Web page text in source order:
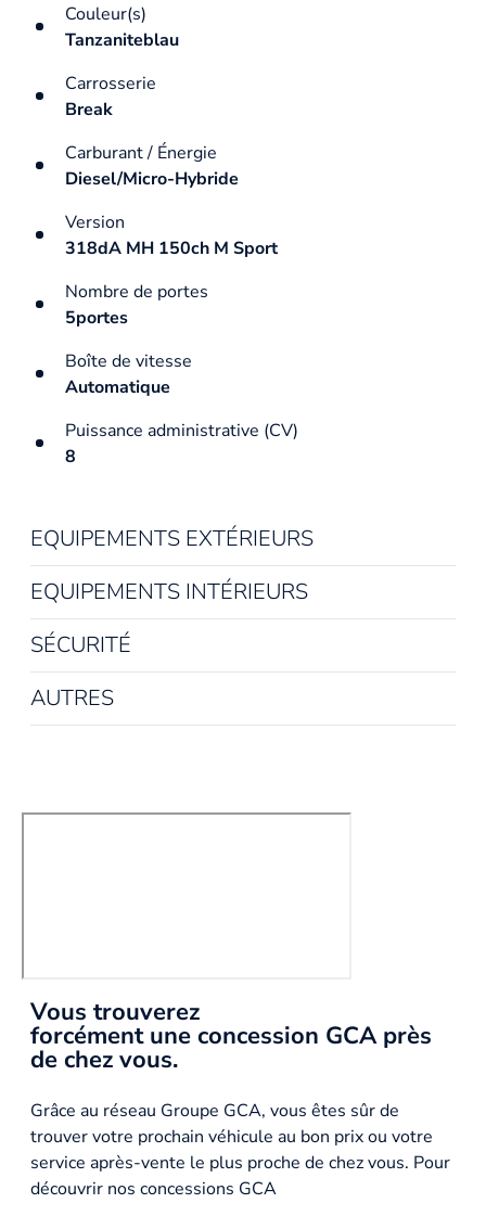
Couleur(s)
Tanzaniteblau
Carrosserie
Break
Carburant / Énergie
Diesel/Micro-Hybride
Version
318dA MH 150ch M Sport
Nombre de portes
5portes
Boîte de vitesse
Automatique
Puissance administrative (CV)
8
EQUIPEMENTS EXTÉRIEURS
EQUIPEMENTS INTÉRIEURS
SÉCURITÉ
AUTRES
Vous trouverez
forcément une concession GCA près
de chez vous.
Grâce au réseau Groupe GCA, vous êtes sûr de
trouver votre prochain véhicule au bon prix ou votre
service après-vente le plus proche de chez vous. Pour
découvrir nos concessions GCA